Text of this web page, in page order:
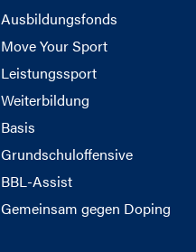
Ausbildungsfonds
Move Your Sport
Leistungssport
Weiterbildung
Basis
Grundschuloffensive
BBL-Assist
Gemeinsam gegen Doping